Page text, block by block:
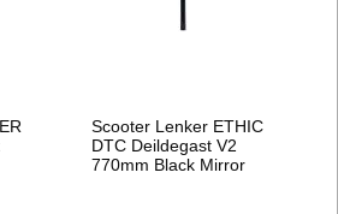
Scooter Lenker ETHIC
DTC Deildegast V2
770mm Black Mirror